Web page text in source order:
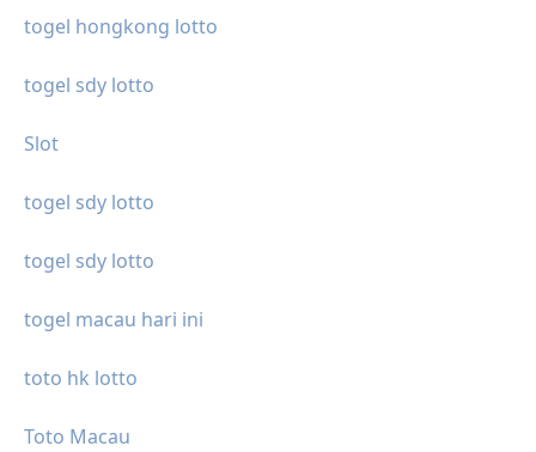
togel hongkong lotto
togel sdy lotto
Slot
togel sdy lotto
togel sdy lotto
togel macau hari ini
toto hk lotto
Toto Macau